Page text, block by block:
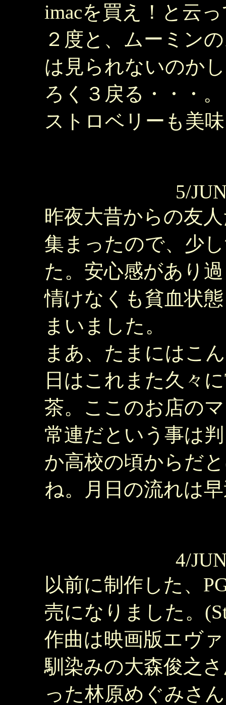
imacを買え！と云
２度と、ムーミン
は見られないのか
ろく３戻る・・・。
ストロベリーも美
5/
昨夜大昔からの友
集まったので、少
た。安心感があり
情けなくも貧血状
まいました。
まあ、たまにはこ
日はこれまた久々
茶。ここのお店の
常連だという事は
か高校の頃からだ
ね。月日の流れは
4/
以前に制作した、
売になりました。
作曲は映画版エヴ
馴染みの大森俊之
った林原めぐみさ